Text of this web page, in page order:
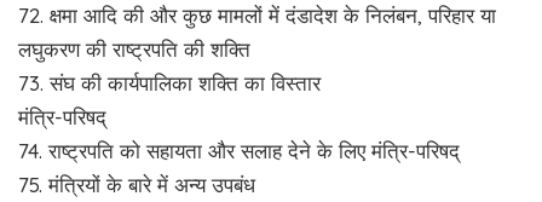
72. क्षमा आदि की और कुछ मामलों में दंडादेश के निलंबन, परिहार या
लघुकरण की राष्ट्रपति की शक्ति
73. संघ की कार्यपालिका शक्ति का विस्तार
मंत्रि-परिषद्
74. राष्ट्रपति को सहायता और सलाह देने के लिए मंत्रि-परिषद्
75. मंत्रियों के बारे में अन्य उपबंध